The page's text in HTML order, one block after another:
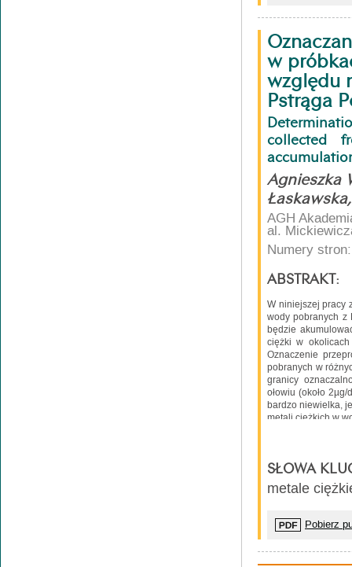
w
względu
Pstrąga
collected
Agnieszka
AGH
al.
Numery
ABSTRAKT:
W niniejszej pracy
wody pobranych z
będzie
ciężki w
Oznaczenie
pobranych w
granicy
ołowiu (około 2µg/
bardzo niewielka,
metali ciężkich w
SŁOWA
metale
Pobierz